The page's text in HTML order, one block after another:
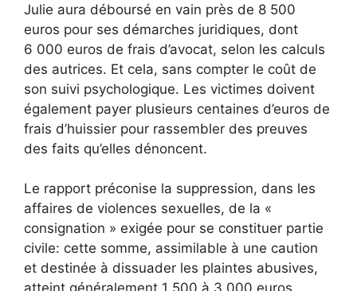
Julie aura déboursé en vain près de 8 500
euros pour ses démarches juridiques, dont
6 000 euros de frais d’avocat, selon les calculs
des autrices. Et cela, sans compter le coût de
son suivi psychologique. Les victimes doivent
également payer plusieurs centaines d’euros de
frais d’huissier pour rassembler des preuves
des faits qu’elles dénoncent.
Le rapport préconise la suppression, dans les
affaires de violences sexuelles, de la «
consignation » exigée pour se constituer partie
civile: cette somme, assimilable à une caution
et destinée à dissuader les plaintes abusives,
atteint généralement 1 500 à 3 000 euros.